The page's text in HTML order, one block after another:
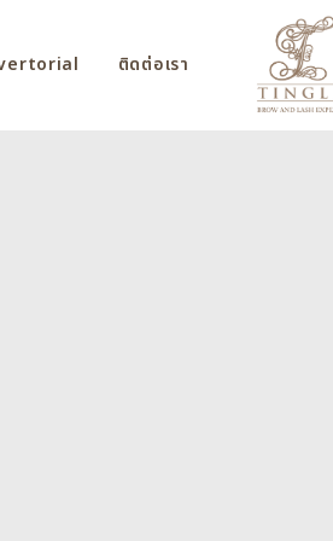
ติดต่อเรา